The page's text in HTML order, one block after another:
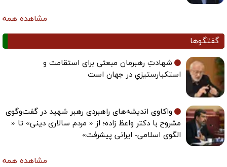
مشاهده همه
گفتگوها
شهادتِ رهبرمان مبعثی برای استقامت و
استکبارستیزیِ در جهان است
واکاوی اندیشه‌های راهبردی رهبر شهید در گفت‌وگوی
مشروح با دکتر واعظ زاده؛ از « مردم سالاری دینی» تا «
الگوی اسلامی- ایرانی پیشرفت»
مشاهده همه